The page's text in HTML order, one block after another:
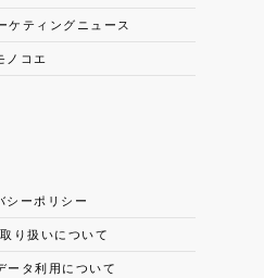
ケティングニュース
ノコエ
シーポリシー
り扱いについて
タ利用について